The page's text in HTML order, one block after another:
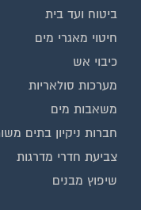
ביטוח ועד בית
חיטוי מאגרי מים
כיבוי אש
מערכות סולאריות
משאבות מים
חברות ניקיון בתים
צביעת חדרי מדרגות
שיפוץ מבנים